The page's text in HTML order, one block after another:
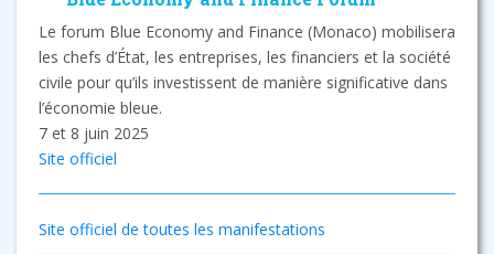
Le forum Blue Economy and Finance (Monaco) mobilisera
les chefs d’État, les entreprises, les financiers et la société
civile pour qu’ils investissent de manière significative dans
l’économie bleue.
7 et 8 juin 2025
Site officiel
Site officiel de toutes les manifestations